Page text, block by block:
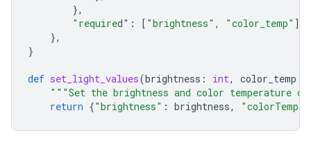
},
"required" : [ "brightness" , "color_temp" ],
},
}
def set_light_values(brightness : int, color_temp
"""Set the brightness and color temperature
return {"brightness" : brightness,